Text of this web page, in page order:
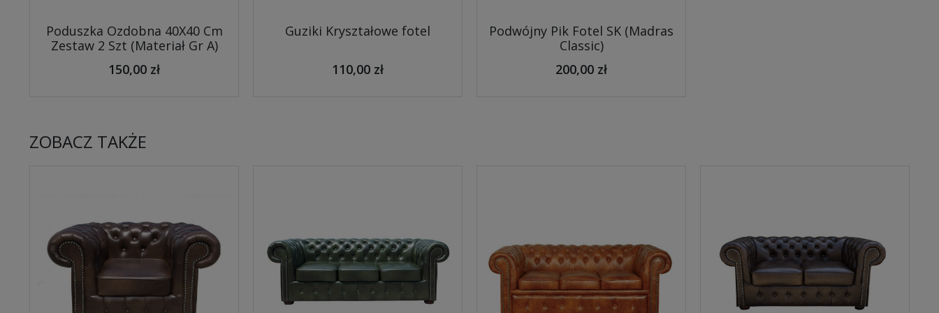
Poduszka Ozdobna 40X40 Cm
Zestaw 2 Szt (Materiał Gr A)
150,00 zł
Guziki Kryształowe fotel
110,00 zł
Podwójny Pik Fotel SK (Madras
Classic)
200,00 zł
ZOBACZ TAKŻE